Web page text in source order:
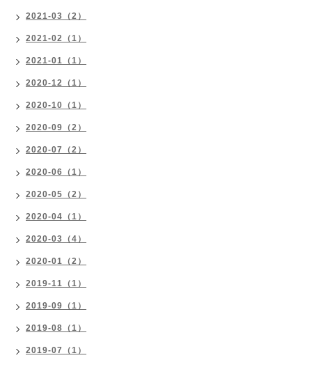
2021-03（2）
2021-02（1）
2021-01（1）
2020-12（1）
2020-10（1）
2020-09（2）
2020-07（2）
2020-06（1）
2020-05（2）
2020-04（1）
2020-03（4）
2020-01（2）
2019-11（1）
2019-09（1）
2019-08（1）
2019-07（1）